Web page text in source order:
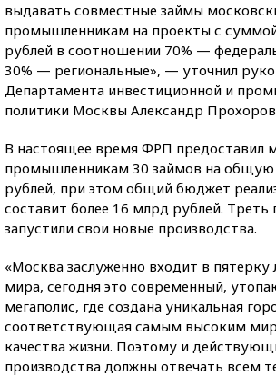
выдавать совместные займы
промышленникам на проекты с
рублей в соотношении 70% —
30% — региональные», — уточнил
Департамента инвестиционной и
политики Москвы Александр
В настоящее время ФРП предоставил
промышленникам 30 займов на
рублей, при этом общий бюджет
составит более 16 млрд рублей.
запустили свои новые производства.
«Москва заслуженно входит в
мира, сегодня это современный,
мегаполис, где создана уникальная
соответствующая самым высоким
качества жизни. Поэтому и
производства должны отвечать всем